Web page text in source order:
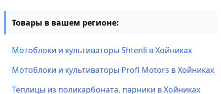
Товары в вашем регионе:
Мотоблоки и культиваторы Shtenli в Хойниках
Мотоблоки и культиваторы Profi Motors в Хойниках
Теплицы из поликарбоната, парники в Хойниках